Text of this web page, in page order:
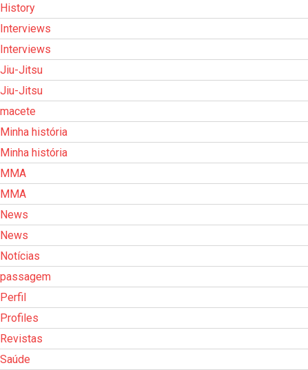
History
Interviews
Interviews
Jiu-Jitsu
Jiu-Jitsu
macete
Minha história
Minha história
MMA
MMA
News
News
Notícias
passagem
Perfil
Profiles
Revistas
Saúde